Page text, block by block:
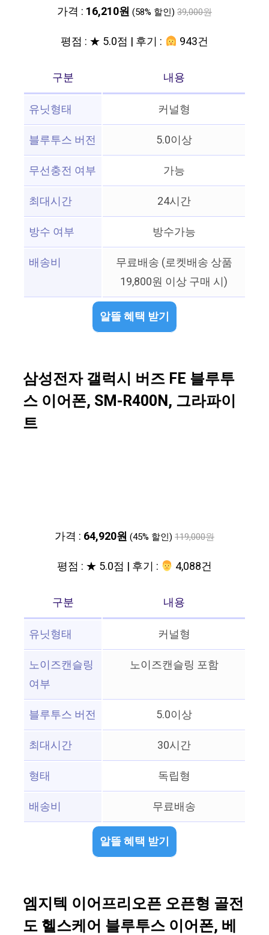
가격 : 16,210원 (58% 할인) 39,000원
평점 : ★ 5.0점 | 후기 : 943건
구분
내용
유닛형태
커널형
블루투스 버전
5.0이상
무선충전 여부
가능
최대시간
24시간
방수 여부
방수가능
배송비
무료배송 (로켓배송 상품
19,800원 이상 구매 시)
알뜰 혜택 받기
삼성전자 갤럭시 버즈 FE 블루투
스 이어폰, SM-R400N, 그라파이
트
가격 : 64,920원 (45% 할인) 119,000원
평점 : ★ 5.0점 | 후기 : ‍‍ 4,088건
구분
내용
유닛형태
커널형
노이즈캔슬링
여부
노이즈캔슬링 포함
블루투스 버전
5.0이상
최대시간
30시간
형태
독립형
배송비
무료배송
알뜰 혜택 받기
엠지텍 이어프리오픈 오픈형 골전
도 헬스케어 블루투스 이어폰, 베